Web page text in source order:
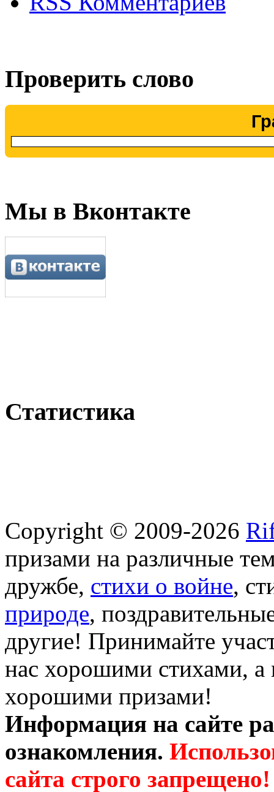
Проверить слово
Мы в Вконтакте
Статистика
Copyright © 2009-2026
призами на различные
дружбе, стихи о войне,
природе,
другие! Принимайте
нас хорошими стихами, а
хорошими призами!
Информация на сайте
ознакомления.
сайта строго запрещено!